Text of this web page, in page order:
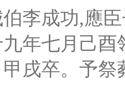
李成功,應
年七月己酉
戌卒。予祭